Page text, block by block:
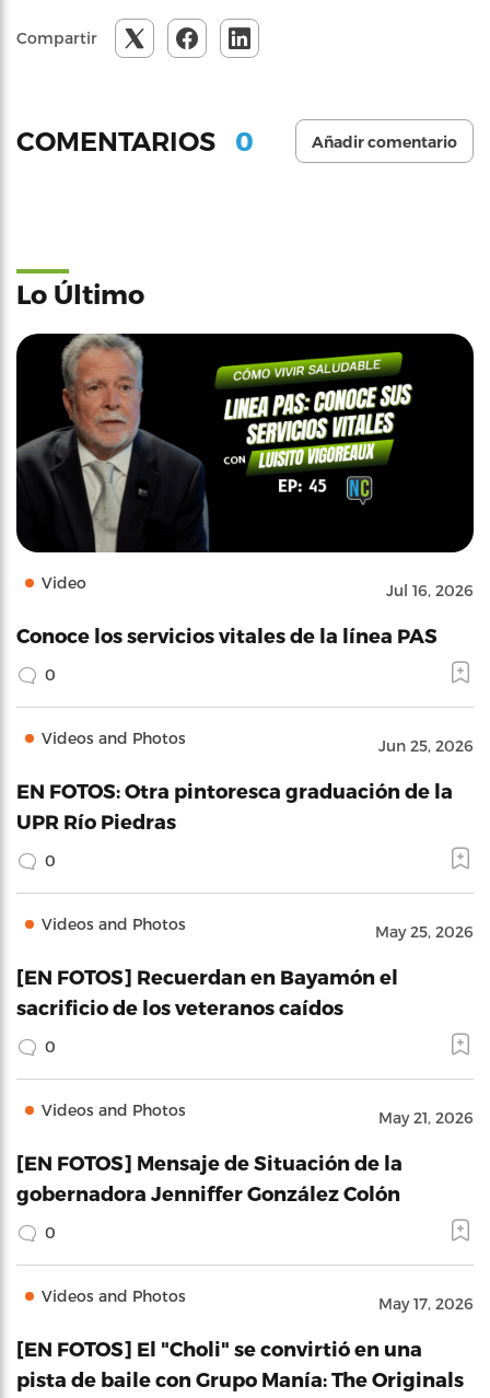
Compartir
COMENTARIOS 0 Añadir comentario
Lo Último
Video Jul 16, 2026
Conoce los servicios vitales de la línea PAS
0
Videos and Photos Jun 25, 2026
EN FOTOS: Otra pintoresca graduación de la
UPR Río Piedras
0
Videos and Photos May 25, 2026
[EN FOTOS] Recuerdan en Bayamón el
sacrificio de los veteranos caídos
0
Videos and Photos May 21, 2026
[EN FOTOS] Mensaje de Situación de la
gobernadora Jenniffer González Colón
0
Videos and Photos May 17, 2026
[EN FOTOS] El "Choli" se convirtió en una
pista de baile con Grupo Manía: The Originals